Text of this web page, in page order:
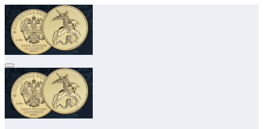
Перейти
содержимому